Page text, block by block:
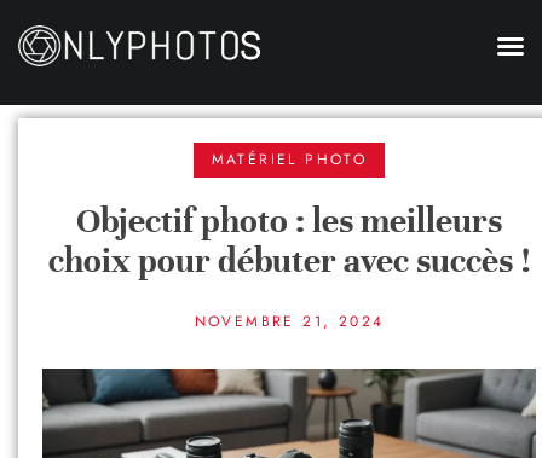
MATÉRIEL PHOTO
Objectif photo : les meilleurs
choix pour débuter avec succès !
NOVEMBRE 21, 2024